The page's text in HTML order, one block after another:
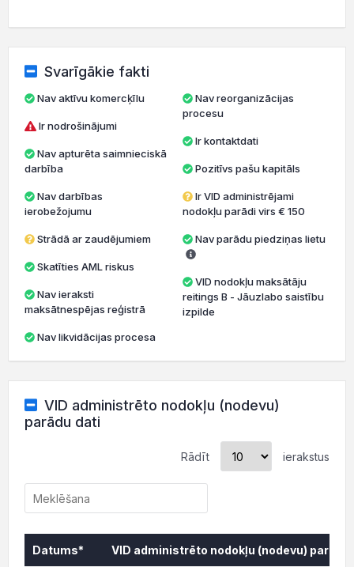
Svarīgākie fakti
Nav aktīvu komercķīlu
Ir nodrošinājumi
darbība
ierobežojumu
Strādā ar zaudējumiem
Skatīties AML riskus
maksātnespējas reģistrā
Nav likvidācijas procesa
Nav reorganizācijas
procesu
Ir kontaktdati
Pozitīvs pašu kapitāls
Ir VID administrējami
nodokļu parādi virs € 150
Nav parādu piedziņas lietu
VID nodokļu maksātāju
reitings B - Jāuzlabo saistību
izpilde
VID administrēto nodokļu (nodevu)
parādu dati
Rādīt ierakstus
Datums*
VID administrēto nodokļu (nodevu)